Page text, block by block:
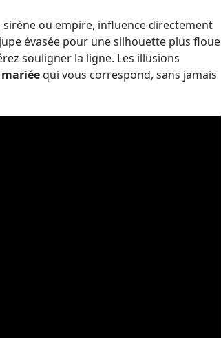
sirène ou empire, influence directement
évasée pour une silhouette plus floue
souligner la ligne. Les illusions
qui vous correspond, sans jamais